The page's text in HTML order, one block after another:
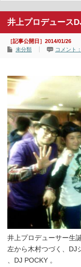
井上プロデュース
［記事公開日］2014/01/26
未分類
コメント
井上プロデューサー生
左から木村つづく、DJ
、DJ POCKY 。